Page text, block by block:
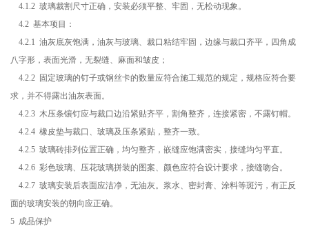
4.1.2 玻璃裁割尺寸正确，安装必须平整、牢固，无松动现象。
4.2 基本项目：
4.2.1 油灰底灰饱满，油灰与玻璃、裁口粘结牢固，边缘与裁口齐平，四角成
八字形，表面光滑，无裂缝、麻面和皱皮；
4.2.2 固定玻璃的钉子或钢丝卡的数量应符合施工规范的规定，规格应符合要
求，并不得露出油灰表面。
4.2.3 木压条镶钉应与裁口边沿紧贴齐平，割角整齐，连接紧密，不露钉帽。
4.2.4 橡皮垫与裁口、玻璃及压条紧贴，整齐一致。
4.2.5 玻璃砖排列位置正确，均匀整齐，嵌缝应饱满密实，接缝均匀平直。
4.2.6 彩色玻璃、压花玻璃拼装的图案、颜色应符合设计要求，接缝吻合。
4.2.7 玻璃安装后表面应洁净，无油灰。浆水、密封膏、涂料等斑污，有正反
面的玻璃安装的朝向应正确。
5 成品保护